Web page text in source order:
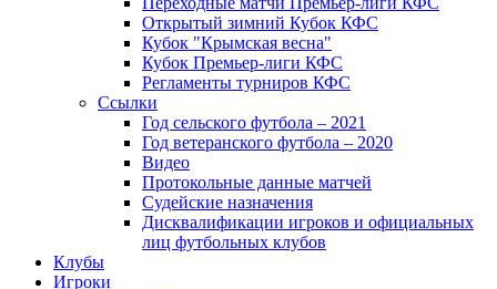
Открытый зимний Кубок КФС
Кубок "Крымская весна"
Кубок Премьер-лиги КФС
Регламенты турниров КФС
Ссылки
Год сельского футбола – 2021
Год ветеранского футбола – 2020
Видео
Протокольные данные матчей
Судейские назначения
Дисквалификации игроков и официальных
лиц футбольных клубов
Клубы
Игроки